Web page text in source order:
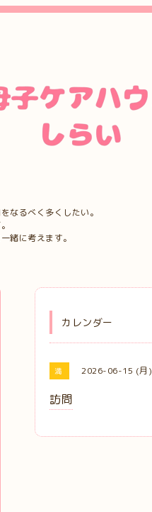
なるべく多くしたい。
緒に考えます。
カレンダー
満 2026-06-15 (月)
訪問